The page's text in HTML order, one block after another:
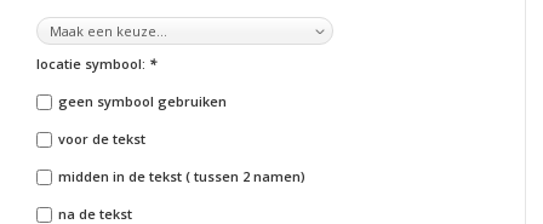
locatie symbool: *
geen symbool gebruiken
voor de tekst
midden in de tekst ( tussen 2 namen)
na de tekst